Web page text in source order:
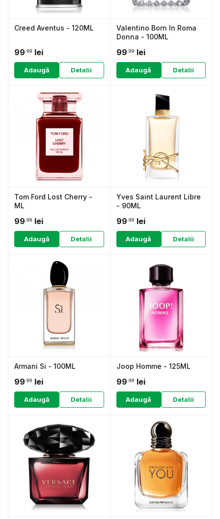
Creed Aventus - 120ML
99 .99 lei
Adaugă Detalii
Valentino Born In Roma
Donna - 100ML
99 .99 lei
Adaugă Detalii
Tom Ford Lost Cherry -
ML
99 .99 lei
Adaugă Detalii
Yves Saint Laurent Libre
- 90ML
99 .99 lei
Adaugă Detalii
Armani Si - 100ML
99 .99 lei
Adaugă Detalii
Joop Homme - 125ML
99 .99 lei
Adaugă Detalii